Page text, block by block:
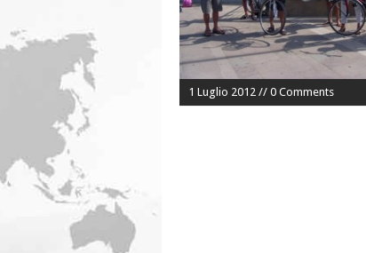
1 Luglio 2012 // 0 Comments